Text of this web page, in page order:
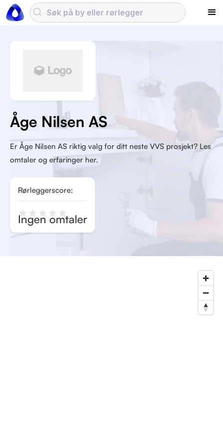
Rørleggerscore:
★ ★ ★ ★ ★
Ingen omtaler
Er Åge Nilsen AS riktig valg for ditt neste VVS prosjekt? Les
omtaler og erfaringer her.
Åge Nilsen AS